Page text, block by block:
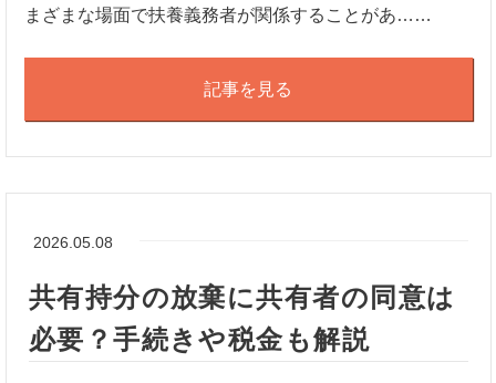
まざまな場面で扶養義務者が関係することがあ……
記事を見る
2026.05.08
共有持分の放棄に共有者の同意は
必要？手続きや税金も解説